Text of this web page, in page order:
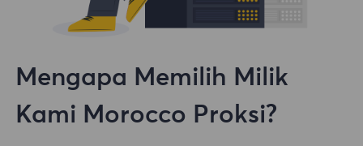
Mengapa Memilih Milik
Kami Morocco Proksi?